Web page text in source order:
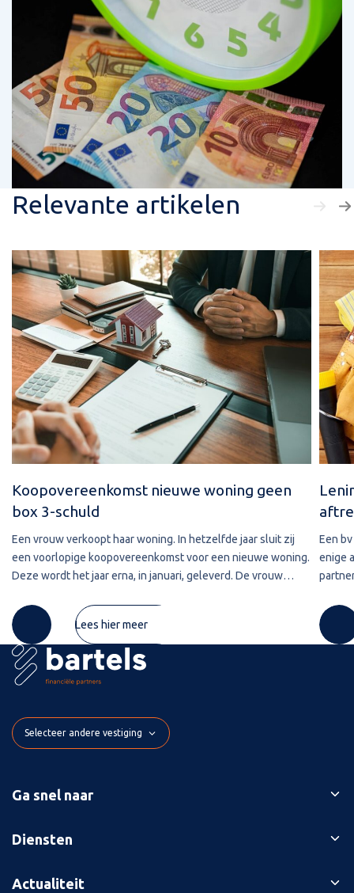
Relevante artikelen
Koopovereenkomst nieuwe woning geen
box 3-schuld
Een vrouw verkoopt haar woning. In hetzelfde jaar sluit zij
een voorlopige koopovereenkomst voor een nieuwe woning.
Deze wordt het jaar erna, in januari, geleverd. De vrouw
derdengeldrekening van
Lees hier meer
Een
enige
Selecteer andere vestiging
Ga snel naar
Ons verhaal
Succesverhalen
Diensten
Bedrijfsopvolging
Actualiteit